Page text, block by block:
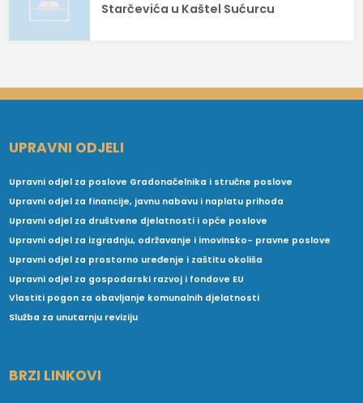
Starčevića u Kaštel Sućurcu
UPRAVNI ODJELI
Upravni odjel za poslove Gradonačelnika i stručne poslove
Upravni odjel za financije, javnu nabavu i naplatu prihoda
Upravni odjel za društvene djelatnosti i opće poslove
Upravni odjel za izgradnju, održavanje i imovinsko- pravne poslove
Upravni odjel za prostorno uređenje i zaštitu okoliša
Upravni odjel za gospodarski razvoj i fondove EU
Vlastiti pogon za obavljanje komunalnih djelatnosti
Služba za unutarnju reviziju
BRZI LINKOVI